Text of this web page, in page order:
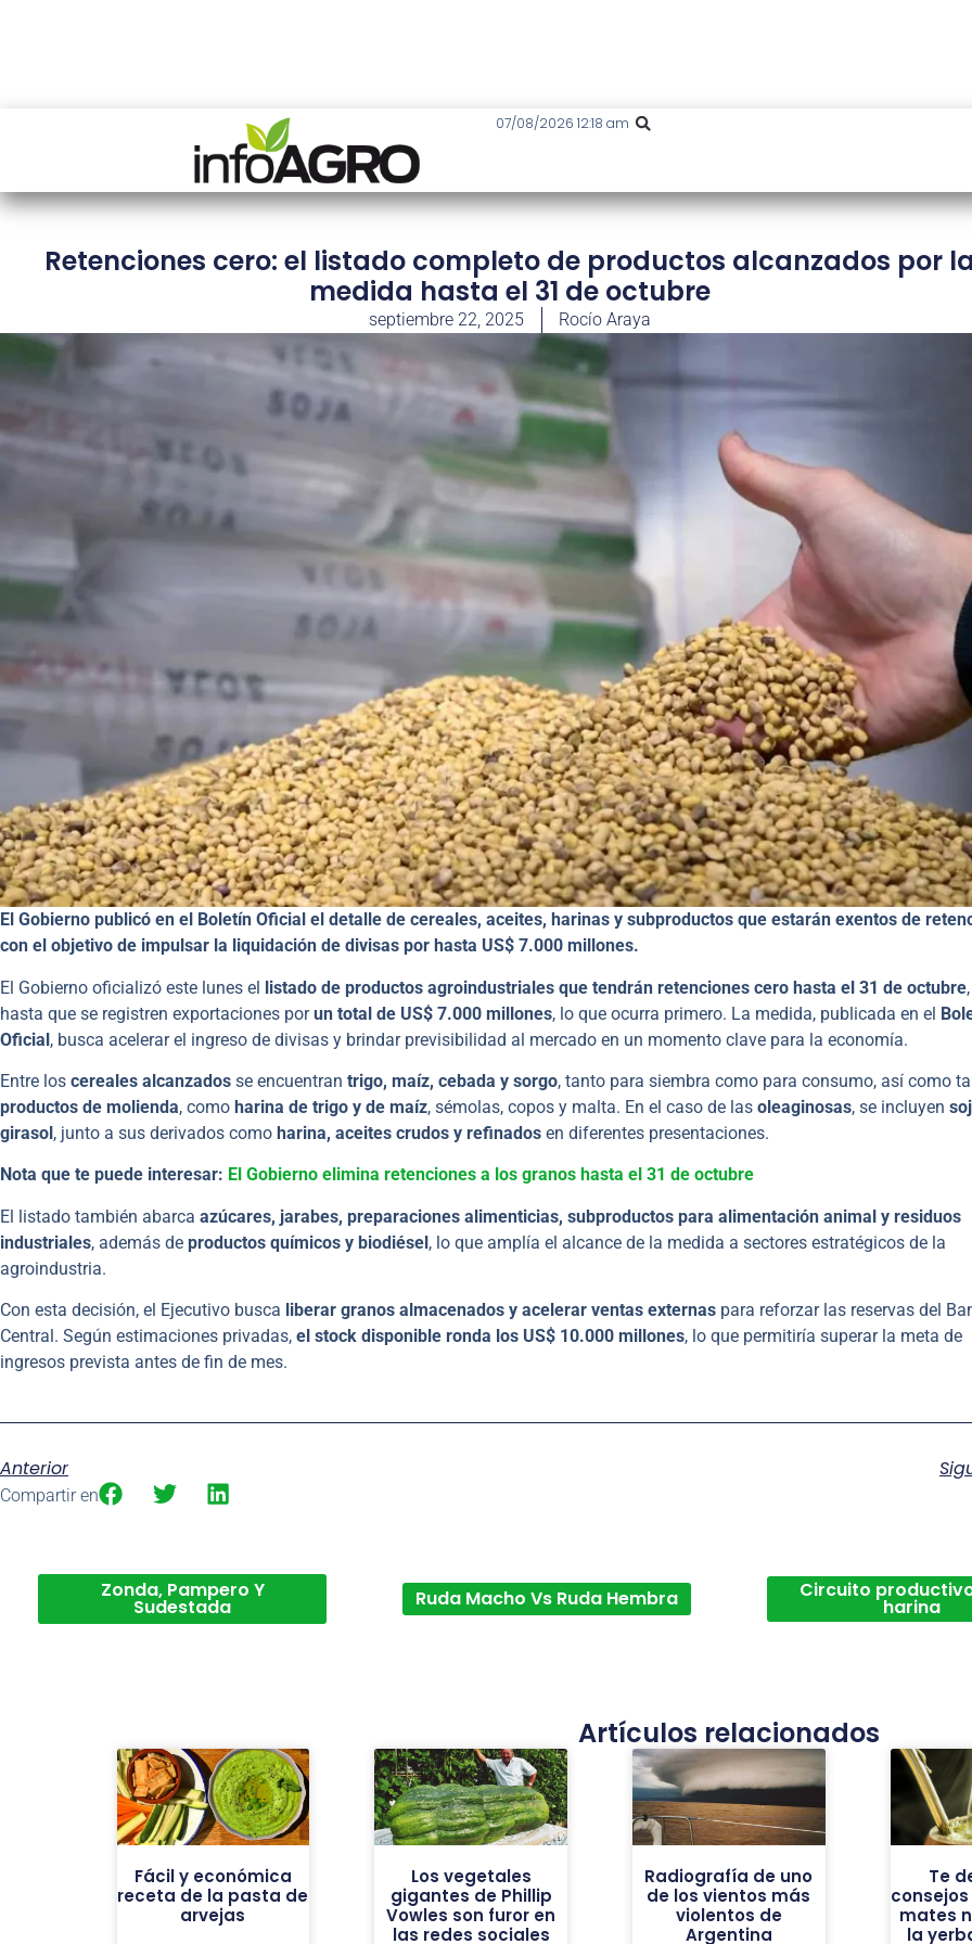
07/08/2026 12:18 am
Retenciones cero: el listado completo de productos alcanzados por la
medida hasta el 31 de octubre
septiembre 22, 2025 Rocío Araya
El Gobierno publicó en el Boletín Oficial el detalle de cereales, aceites, harinas y subproductos que estarán exentos de
con el objetivo de impulsar la liquidación de divisas por hasta US$ 7.000 millones.
El Gobierno oficializó este lunes el listado de productos agroindustriales que tendrán retenciones cero hasta el 31 de octubre
hasta que se registren exportaciones porun total de US$ 7.000 millones, lo que ocurra primero. La medida, publicada en el
Oficial, busca acelerar el ingreso de divisas y brindar previsibilidad al mercado en un momento clave para la economía.
Entre los cereales alcanzados se encuentran trigo, maíz, cebada y sorgo, tanto para siembra como para consumo, así como
productos de molienda, como harina de trigo y de maíz, sémolas, copos y malta. En el caso de las oleaginosas, se incluyen
girasol, junto a sus derivados como harina, aceites crudos y refinados en diferentes presentaciones.
Nota que te puede interesar: El Gobierno elimina retenciones a los granos hasta el 31 de octubre
El listado también abarca azúcares, jarabes, preparaciones alimenticias, subproductos para alimentación animal y residuos
industriales, además de productos químicos y biodiésel, lo que amplía el alcance de la medida a sectores estratégicos de la
agroindustria.
Con esta decisión, el Ejecutivo busca liberar granos almacenados y acelerar ventas externas para reforzar las reservas del
Central. Según estimaciones privadas, el stock disponible ronda los US$ 10.000 millones, lo que permitiría superar la meta de
ingresos prevista antes de fin de mes.
Anterior
Compartir en
Zonda, Pampero Y
Sudestada Ruda Macho Vs Ruda Hembra Circuito
harina
Artículos relacionados
Fácil y económica
receta de la pasta de
arvejas
Los vegetales
gigantes de Phillip
Vowles son furor en
las redes sociales
Radiografía de uno
de los vientos más
violentos de
Argentina
Te
mates
la